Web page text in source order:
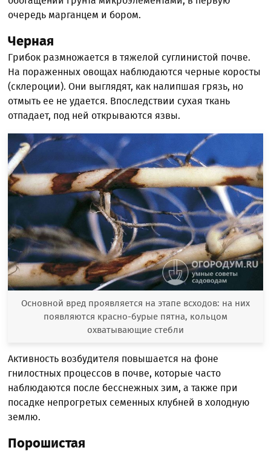
очередь марганцем и бором.
Черная
Грибок размножается в тяжелой суглинистой почве.
На пораженных овощах наблюдаются черные коросты
(склероции). Они выглядят, как налипшая грязь, но
отмыть ее не удается. Впоследствии сухая ткань
отпадает, под ней открываются язвы.
Основной вред проявляется на этапе всходов: на них
появляются красно-бурые пятна, кольцом
охватывающие стебли
Активность возбудителя повышается на фоне
гнилостных процессов в почве, которые часто
наблюдаются после бесснежных зим, а также при
посадке непрогретых семенных клубней в холодную
землю.
Порошистая